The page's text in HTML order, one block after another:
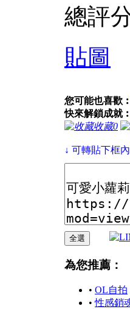
總評
貼圖
您可能也喜歡︰
快來解鎖成就︰
收藏0
↓ 可轉貼下框
為您推薦：
• OL自拍
•性感銷